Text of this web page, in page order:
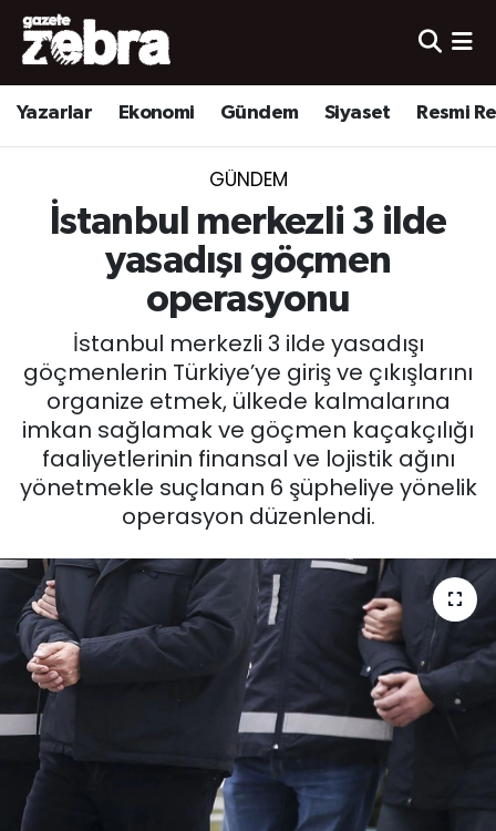
Yazarlar Ekonomi Gündem Siyaset Resmi
GÜNDEM
İstanbul merkezli 3 ilde
yasadışı göçmen
operasyonu
İstanbul merkezli 3 ilde yasadışı
göçmenlerin Türkiye’ye giriş ve çıkışlarını
organize etmek, ülkede kalmalarına
imkan sağlamak ve göçmen kaçakçılığı
faaliyetlerinin finansal ve lojistik ağını
yönetmekle suçlanan 6 şüpheliye yönelik
operasyon düzenlendi.
Yazarlar
Ekonomi
Yerel
Nöbetçi Eczaneler
Hava Durumu
Süper Lig Puan Durumu ve Fikstür
Tüm Manşetler
Son Dakika Haberleri
Haber Arşivi